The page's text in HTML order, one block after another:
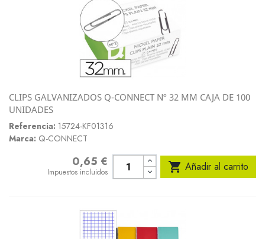
CLIPS GALVANIZADOS Q-CONNECT Nº 32 MM CAJA DE 100
UNIDADES
Referencia: 15724-KF01316
Marca: Q-CONNECT
0,65 €
Impuestos incluidos  Añadir al carrito